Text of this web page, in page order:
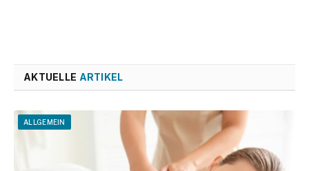
AKTUELLE ARTIKEL
ALLGEMEIN